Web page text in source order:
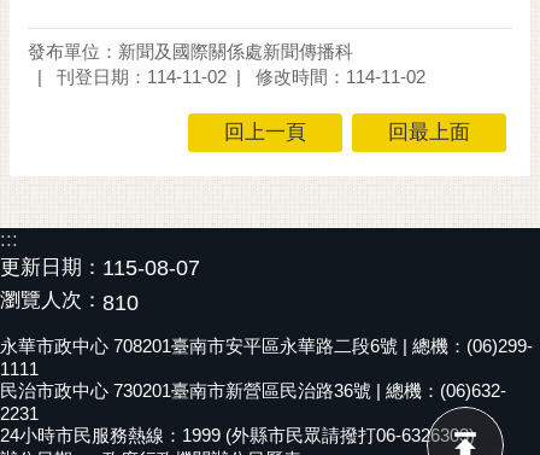
發布單位：新聞及國際關係處新聞傳播科
刊登日期：114-11-02
修改時間：114-11-02
回上一頁 回最上面
:::
更新日期： 115-08-07
瀏覽人次： 810
永華市政中心 708201臺南市安平區永華路二段6號 | 總機：(06)299-
1111
民治市政中心 730201臺南市新營區民治路36號 | 總機：(06)632-
2231
24小時市民服務熱線：1999 (外縣市民眾請撥打06-6326303)